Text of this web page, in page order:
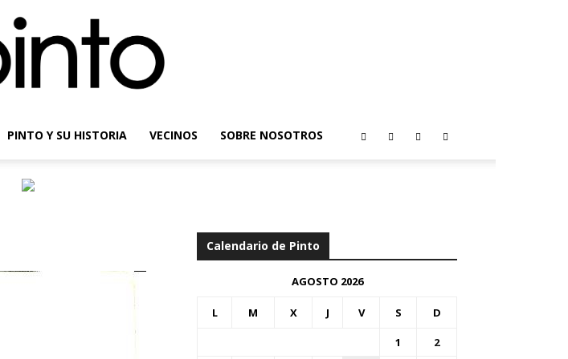
PINTO Y SU HISTORIA VECINOS SOBRE NOSOTROS
Calendario de Pinto
AGOSTO 2026
L M X J V S D
1 2